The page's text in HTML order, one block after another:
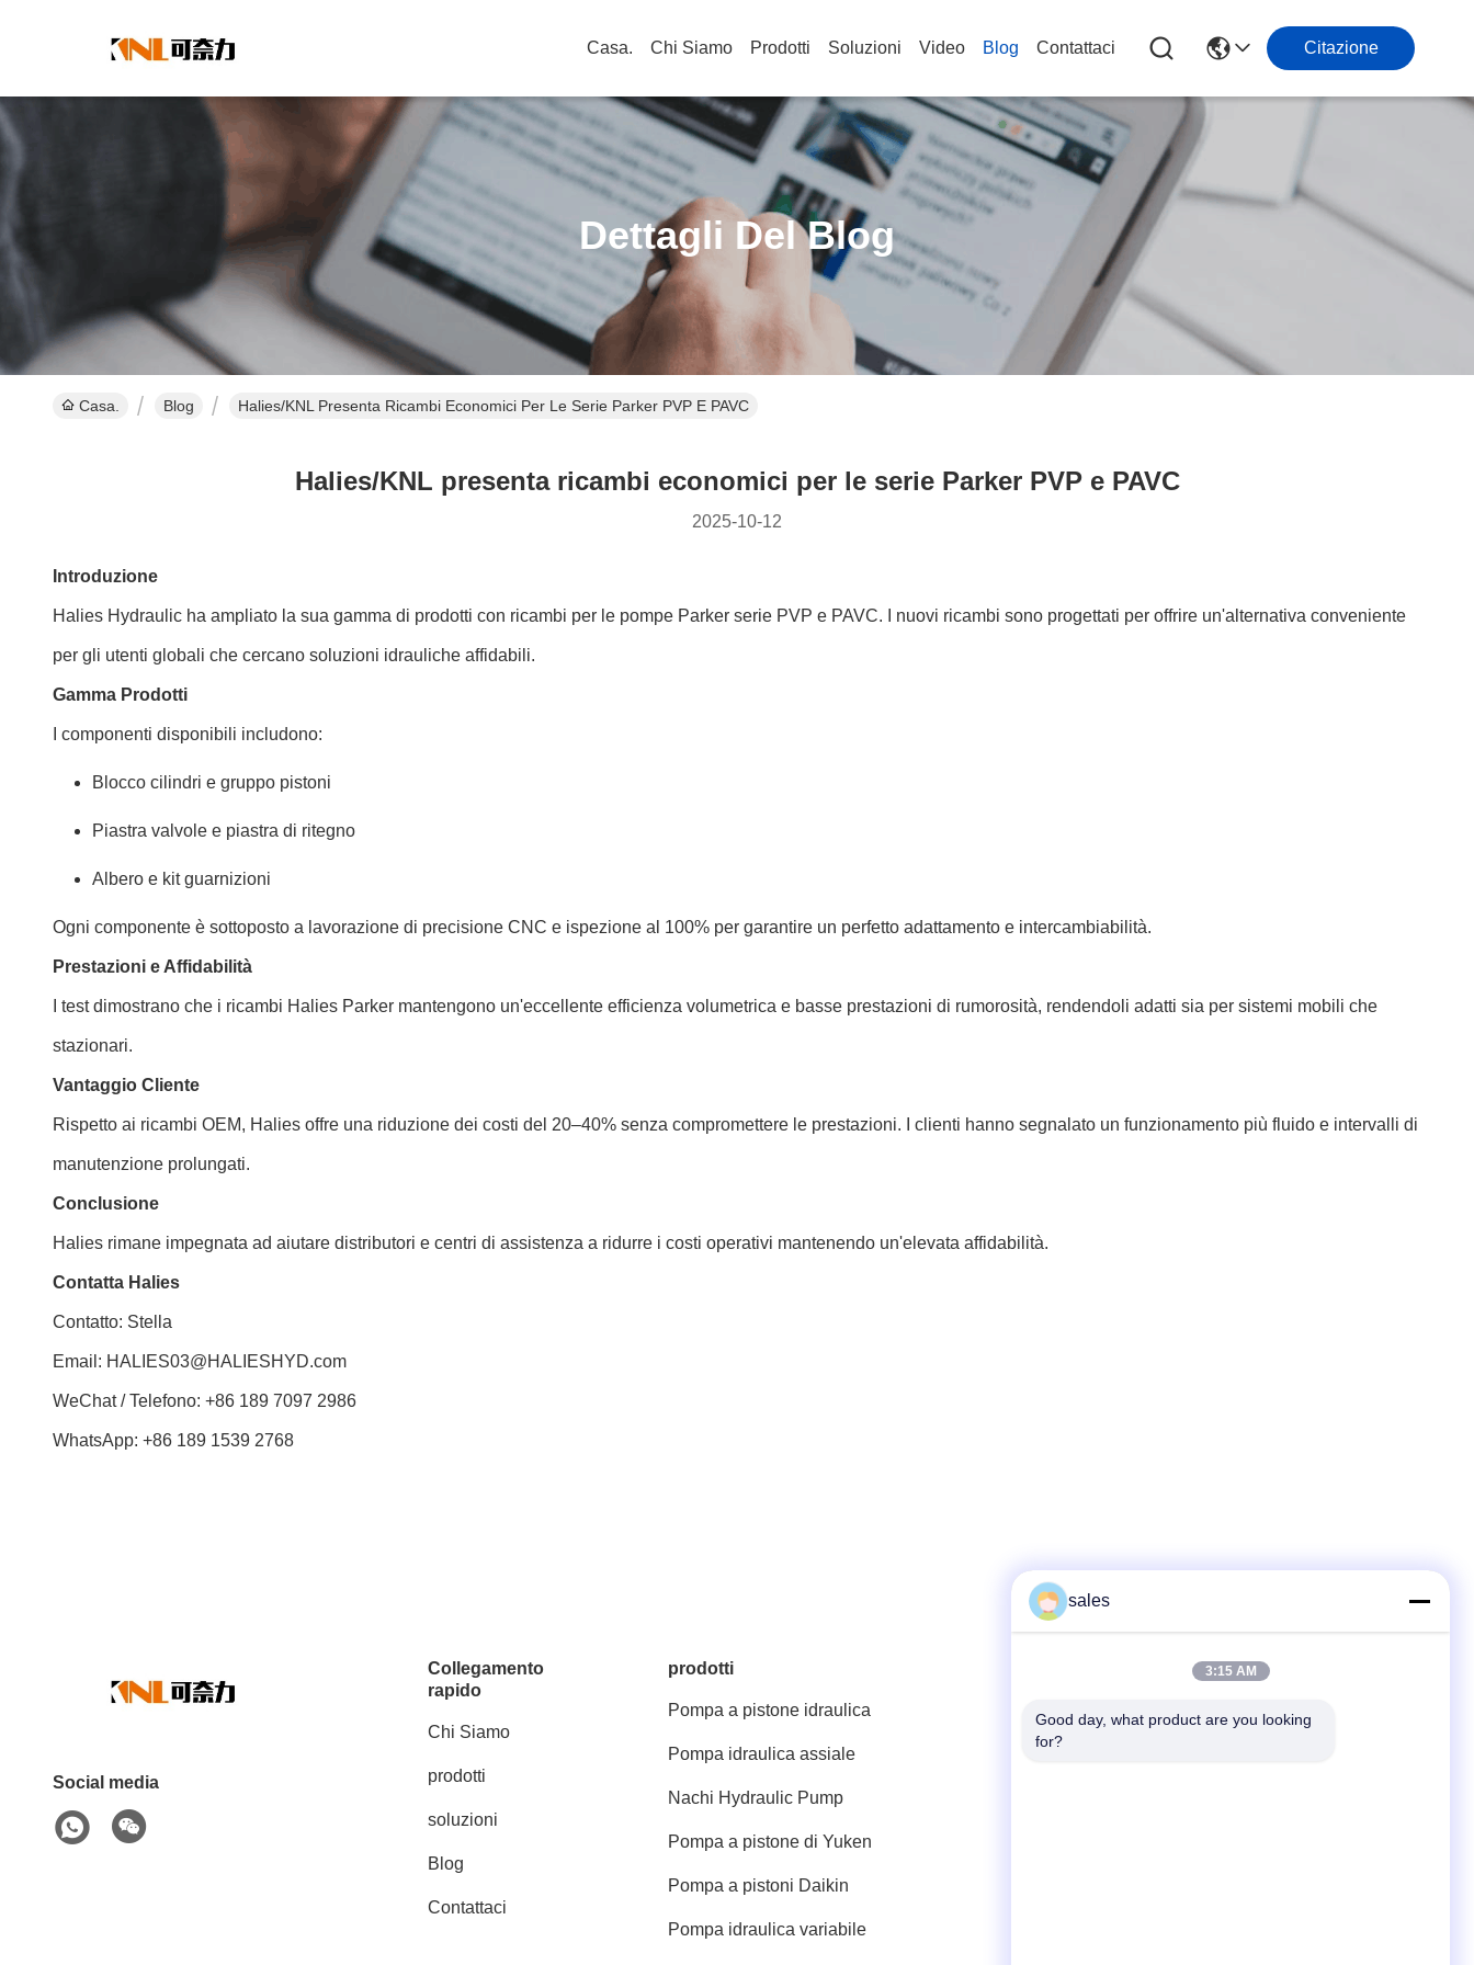
Casa. Chi Siamo Prodotti Soluzioni Video Blog Contattaci Citazione
Dettagli Del Blog
Casa. Blog Halies/KNL Presenta Ricambi Economici Per Le Serie Parker PVP E PAVC
Halies/KNL presenta ricambi economici per le serie Parker PVP e PAVC
2025-10-12
Introduzione
Halies Hydraulic ha ampliato la sua gamma di prodotti con ricambi per le pompe Parker serie PVP e PAVC. I nuovi ricambi sono progettati per offrire un'alternativa conveniente
per gli utenti globali che cercano soluzioni idrauliche affidabili.
Gamma Prodotti
I componenti disponibili includono:
Blocco cilindri e gruppo pistoni
Piastra valvole e piastra di ritegno
Albero e kit guarnizioni
Ogni componente è sottoposto a lavorazione di precisione CNC e ispezione al 100% per garantire un perfetto adattamento e intercambiabilità.
Prestazioni e Affidabilità
I test dimostrano che i ricambi Halies Parker mantengono un'eccellente efficienza volumetrica e basse prestazioni di rumorosità, rendendoli adatti sia per sistemi mobili che
stazionari.
Vantaggio Cliente
Rispetto ai ricambi OEM, Halies offre una riduzione dei costi del 20–40% senza compromettere le prestazioni. I clienti hanno segnalato un funzionamento più fluido e intervalli di
manutenzione prolungati.
Conclusione
Halies rimane impegnata ad aiutare distributori e centri di assistenza a ridurre i costi operativi mantenendo un'elevata affidabilità.
Contatta Halies
Contatto: Stella
Email: HALIES03@HALIESHYD.com
WeChat / Telefono: +86 189 7097 2986
WhatsApp: +86 189 1539 2768
Social media
Collegamento
rapido
Chi Siamo
prodotti
soluzioni
Blog
Contattaci
prodotti
Pompa a pistone idraulica
Pompa idraulica assiale
Nachi Hydraulic Pump
Pompa a pistone di Yuken
Pompa a pistoni Daikin
Pompa idraulica variabile
Contatto rapido
Tel
sales
3:15 AM
Good day, what product are you looking
for?